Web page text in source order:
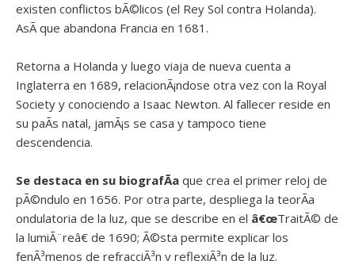
existen conflictos bÃ©licos (el Rey Sol contra Holanda).
AsÃ­ que abandona Francia en 1681.
Retorna a Holanda y luego viaja de nueva cuenta a
Inglaterra en 1689, relacionÃ¡ndose otra vez con la Royal
Society y conociendo a Isaac Newton. Al fallecer reside en
su paÃ­s natal, jamÃ¡s se casa y tampoco tiene
descendencia.
Se destaca en su biografÃ­a que crea el primer reloj de
pÃ©ndulo en 1656. Por otra parte, despliega la teorÃ­a
ondulatoria de la luz, que se describe en el â€œTraitÃ© de
la lumiÃ¨reâ€ de 1690; Ã©sta permite explicar los
fenÃ³menos de refracciÃ³n y reflexiÃ³n de la luz.